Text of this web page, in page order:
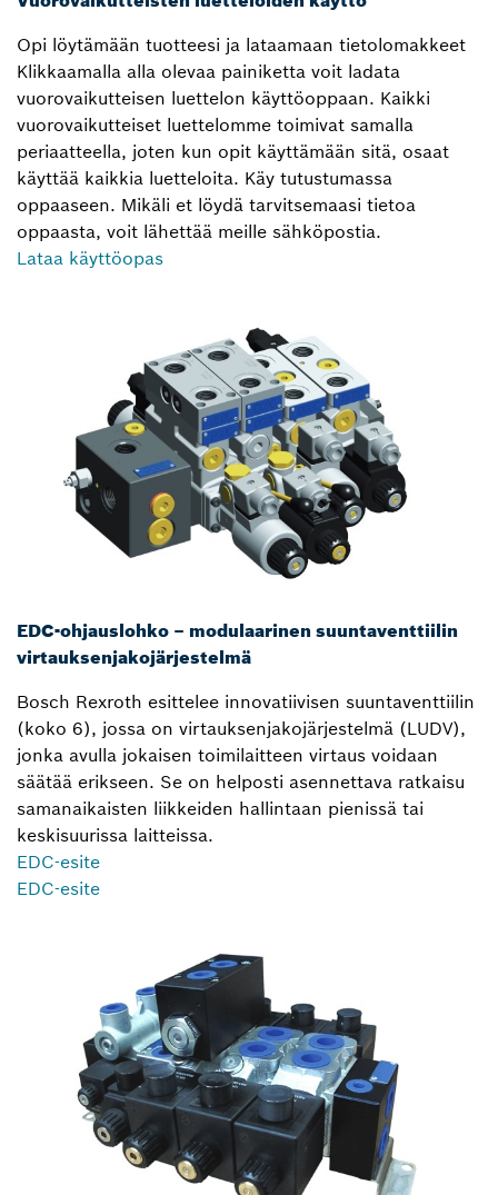
Opi löytämään tuotteesi ja lataamaan tietolomakkeet
Klikkaamalla alla olevaa painiketta voit ladata
vuorovaikutteisen luettelon käyttöoppaan. Kaikki
vuorovaikutteiset luettelomme toimivat samalla
periaatteella, joten kun opit käyttämään sitä, osaat
käyttää kaikkia luetteloita. Käy tutustumassa
oppaaseen. Mikäli et löydä tarvitsemaasi tietoa
oppaasta, voit lähettää meille sähköpostia.
Lataa käyttöopas
EDC-ohjauslohko – modulaarinen suuntaventtiilin
virtauksenjakojärjestelmä
Bosch Rexroth esittelee innovatiivisen suuntaventtiilin
(koko 6), jossa on virtauksenjakojärjestelmä (LUDV),
jonka avulla jokaisen toimilaitteen virtaus voidaan
säätää erikseen. Se on helposti asennettava ratkaisu
samanaikaisten liikkeiden hallintaan pienissä tai
keskisuurissa laitteissa.
EDC-esite
EDC-esite